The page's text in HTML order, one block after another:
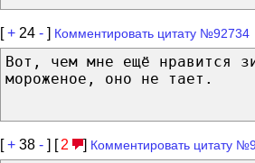
[+ 24 - ] Комментировать цитату №92734
Вот, чем мне ещё нравится
мороженое, оно не тает.
[+ 38 - ] [ 2 ] Комментировать цитату